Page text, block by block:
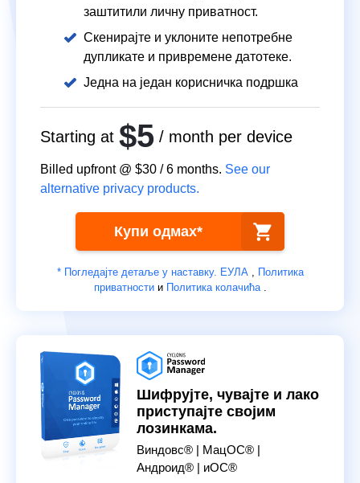
заштитили личну приватност.
Скенирајте и уклоните непотребне
дупликате и привремене датотеке.
Једна на један корисничка подршка
Starting at $5 / month per device
Billed upfront @ $30 /6 months. See our
alternative privacy products.
Купи одмах*
* Погледајте детаље у наставку. ЕУЛА,
Политика
приватностии Политика колачића.
Шифрујте, чувајте и лако
приступајте својим
лозинкама.
Виндовс® | МацОС® |
Андроид® | иОС®